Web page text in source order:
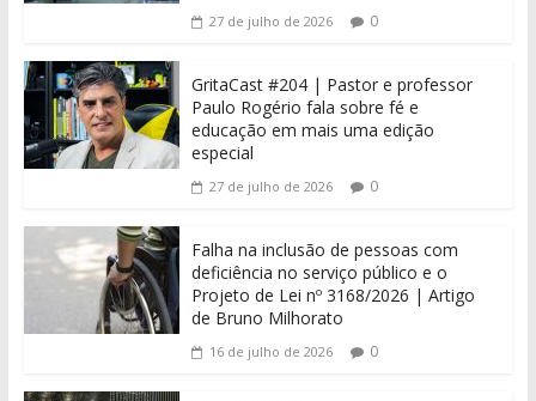
27 de julho de 2026 0
GritaCast #204 | Pastor e professor
Paulo Rogério fala sobre fé e
educação em mais uma edição
especial
27 de julho de 2026 0
Falha na inclusão de pessoas com
deficiência no serviço público e o
Projeto de Lei nº 3168/2026 | Artigo
de Bruno Milhorato
16 de julho de 2026 0